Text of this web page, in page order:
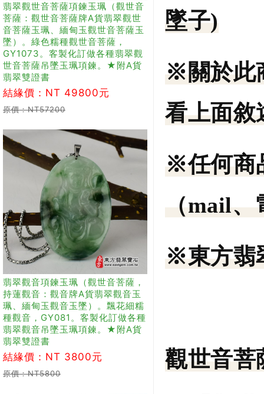
翡翠觀世音菩薩項鍊玉珮（觀世音
菩薩：觀世音菩薩牌A貨翡翠觀世
音菩薩玉珮、緬甸玉觀世音菩薩玉
墜）。綠色糯種觀世音菩薩，
GY1073。客製化訂做各種翡翠觀
世音菩薩吊墜玉珮項鍊。★附A貨
翡翠雙證書
結緣價：NT 49800元
原價：NT57200
翡翠觀音項鍊玉珮（觀世音菩薩，
持蓮觀音：觀音牌A貨翡翠觀音玉
珮、緬甸玉觀音玉墜）。飄花細糯
種觀音，GY081。客製化訂做各種
翡翠觀音吊墜玉珮項鍊。★附A貨
翡翠雙證書
結緣價：NT 3800元
原價：NT5800
墜子)
※關於此
看上面敘
※任何商
（mail
※東方翡
觀世音菩